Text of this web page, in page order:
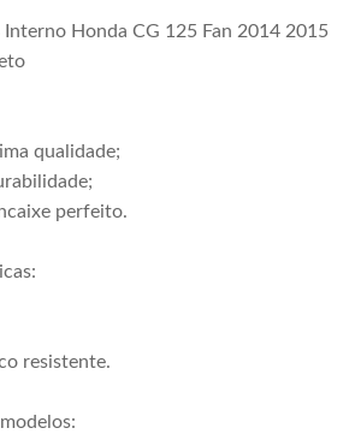
Interno Honda CG 125 Fan 2014 2015
qualidade;
perfeito.
resistente.